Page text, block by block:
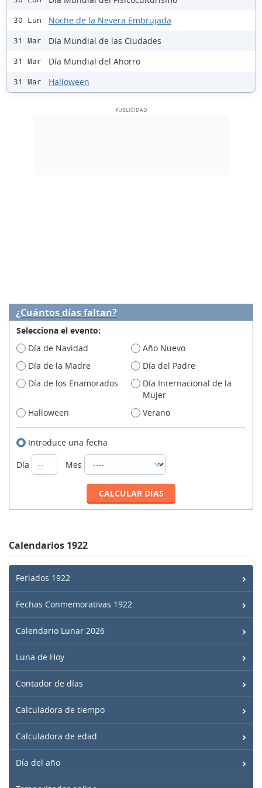
30 Lun Noche de la Nevera Embrujada
31 Mar Día Mundial de las Ciudades
31 Mar Día Mundial del Ahorro
31 Mar Halloween
¿Cuántos días faltan?
Selecciona el evento:
Día de Navidad
Año Nuevo
Día de la Madre
Día del Padre
Día de los Enamorados
Día Internacional de la
Mujer
Halloween
Verano
Introduce una fecha
Día
Mes
Calendarios 1922
Feriados 1922
Fechas Conmemorativas 1922
Calendario Lunar 2026
Luna de Hoy
Contador de días
Calculadora de tiempo
Calculadora de edad
Día del año